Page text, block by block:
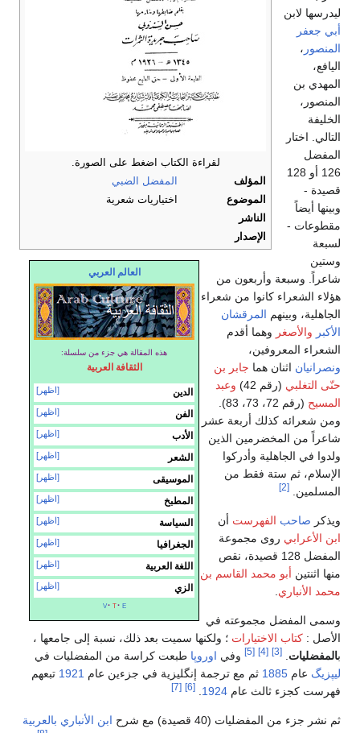
لقراءة الكتاب اضغط على الصورة.
المؤلف
المفضل الضبي
الموضوع
اختياريات شعرية
الناشر
الإصدار
العالم العربي
هذه المقالة هي جزء من سلسلة:
الثقافة العربية
الدين [اظهر]
الفن [اظهر]
الأدب [اظهر]
الشعر [اظهر]
الموسيقى [اظهر]
المطبخ [اظهر]
السياسة [اظهر]
الجغرافيا [اظهر]
اللغة العربية [اظهر]
الزي
[اظهر]
v
t e
ليدرسها لابن
أبي جعفر
المنصور ،
اليافع،
المهدي بن
المنصور،
الخليفة
التالي. اختار
المفضل
126 أو 128
قصيدة -
وبينها أيضاً
مقطوعات -
لسبعة
وستين
شاعراً. وسبعة وأربعون من
هؤلاء الشعراء كانوا من شعراء
الجاهلية، وبينهم المرقشان
الأكبر والأصغر وهما أقدم
الشعراء المعروفين،
ونصرانيان اثنان هما جابر بن
حنّى التغلبي (رقم 42)
وعبد
المسيح
(رقم 72، 73، 83).
ومن شعرائه كذلك أربعة عشر
شاعراً من المخضرمين الذين
ولدوا في الجاهلية وأدركوا
الإسلام، ثم ستة فقط من
المسلمين.
[2]
ويذكر صاحب الفهرست أن
ابن الأعرابي روى مجموعة
المفضل 128 قصيدة، نقص
منها اثنتين أبو محمد القاسم بن
محمد الأنباري
وسمى المفضل مجموعته في
الأصل : كتاب الاختيارات ؛ ولكنها سميت بعد ذلك، نسبة إلى جامعها ،
بالمفضليات [3]
[4]
[5] وفي اوروپا طبعت كراسة من المفضليات في
ليپزيگ عام 1885 ثم مع ترجمة إنگليزية في جزءين عام 1921 تبعهم
فهرست كجزء ثالث عام 1924
[6]
[7]
ثم نشر جزء من المفضليات (40 قصيدة) مع شرح ابن الأنباري بالعربية